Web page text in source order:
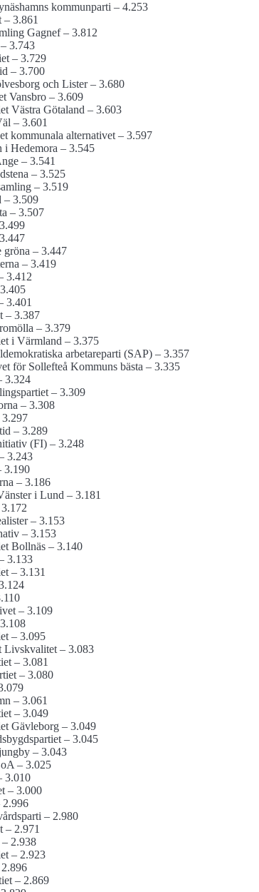
kommunparti – 4.253
– 3.861
Gagnef – 3.812
3.743
– 3.729
– 3.700
och Lister – 3.680
Vansbro – 3.609
Västra Götaland – 3.603
– 3.601
kommunala alternativet – 3.597
i Hedemora – 3.545
– 3.541
– 3.525
– 3.519
– 3.509
– 3.507
– 3.447
– 3.419
3.412
3.401
– 3.387
– 3.379
i Värmland – 3.375
arbetareparti (SAP) – 3.357
för Sollefteå Kommuns bästa – 3.335
3.324
– 3.309
– 3.308
– 3.289
(FI) – 3.248
3.243
3.190
– 3.186
i Lund – 3.181
– 3.153
– 3.153
Bollnäs – 3.140
3.133
– 3.131
– 3.109
– 3.095
Livskvalitet – 3.083
– 3.081
– 3.080
– 3.061
– 3.049
Gävleborg – 3.049
– 3.045
– 3.043
– 3.025
3.010
– 3.000
2.996
– 2.980
– 2.971
– 2.938
– 2.923
– 2.869